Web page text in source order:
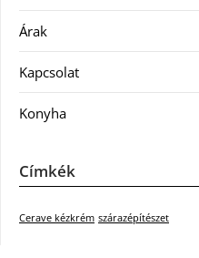
Árak
Kapcsolat
Konyha
Címkék
Cerave kézkrém szárazépítészet